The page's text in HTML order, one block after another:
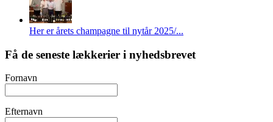
Her er årets champagne til nytår 2025/...
Få de seneste lækkerier i nyhedsbrevet
Fornavn
Efternavn